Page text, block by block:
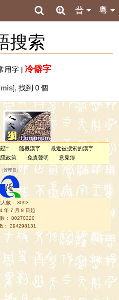
粵
普
搜索
用字| 冷僻字
], 找到 0 個
計 隨機漢字
最近被搜索的漢字
政策 免責聲明 意見簿
（管理員 ）
人數： 3093
年 7 月 8 日起
： 80270320
： 294298131